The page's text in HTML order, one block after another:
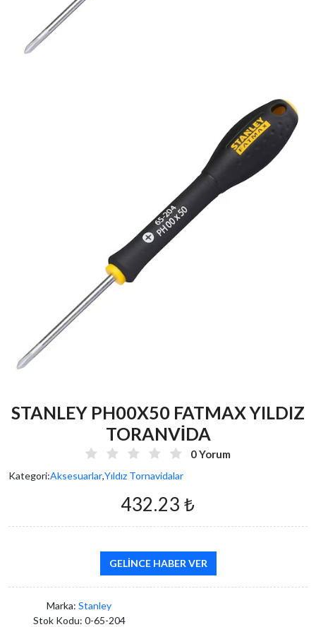
STANLEY PH00X50 FATMAX YILDIZ
TORANVİDA
0 Yorum
Kategori:Aksesuarlar,Yıldız Tornavidalar
432.23 ₺
GELINCE HABER VER
Marka: Stanley
Stok Kodu: 0-65-204